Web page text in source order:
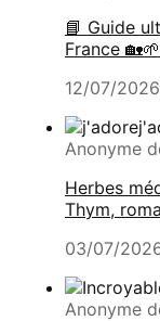
📘 Guide
France
12/07/
Anonyme
Herbes
Thym,
03/07/
Anonyme